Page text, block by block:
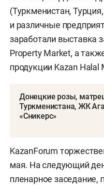
(Туркменистан,
и различные
заработали выставка
Property Market, а
продукции Kazan Halal
Донецкие розы,
Туркменистана, ЖК
«Сникерс»
KazanForum
мая. На следующий
пленарное заседание,